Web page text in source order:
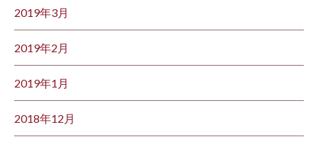
2019年3月
2019年2月
2019年1月
2018年12月